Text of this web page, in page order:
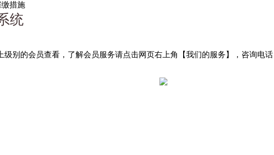
措施
统
别的会员查看，了解会员服务请点击网页右上角【我们的服务】，咨询电话